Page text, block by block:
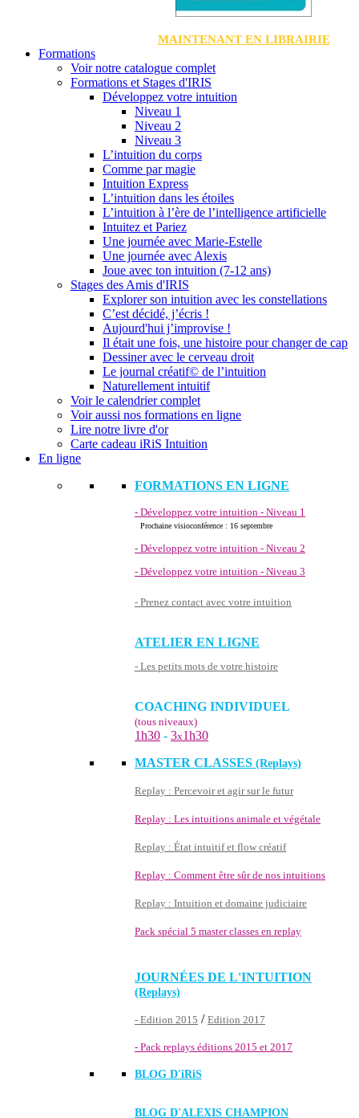
MAINTENANT EN LIBRAIRIE
Formations
Voir notre catalogue complet
Formations et Stages d'IRIS
Développez votre intuition
Niveau 1
Niveau 2
Niveau 3
L’intuition du corps
Comme par magie
Intuition Express
L’intuition dans les étoiles
L’intuition à l’ère de l’intelligence artificielle
Intuitez et Pariez
Une journée avec Marie-Estelle
Une journée avec Alexis
Joue avec ton intuition (7-12 ans)
Stages des Amis d'IRIS
Explorer son intuition avec les constellations
C’est décidé, j’écris !
Aujourd'hui j’improvise !
Il était une fois, une histoire pour changer de cap
Dessiner avec le cerveau droit
Le journal créatif© de l’intuition
Naturellement intuitif
Voir le calendrier complet
Voir aussi nos formations en ligne
Lire notre livre d'or
Carte cadeau iRiS Intuition
En ligne
FORMATIONS EN LIGNE
- Développez votre intuition - Niveau 1
Prochaine visioconférence : 16 septembre
- Développez votre intuition - Niveau 2
- Développez votre intuition - Niveau 3
- Prenez contact avec votre intuition
ATELIER EN LIGNE
- Les petits mots de votre histoire
COACHING INDIVIDUEL
(tous niveaux)
1h30 - 3x1h30
MASTER CLASSES (Replays)
Replay : Percevoir et agir sur le futur
Replay : Les intuitions animale et végétale
Replay : État intuitif et flow créatif
Replay : Comment être sûr de nos intuitions
Replay : Intuition et domaine judiciaire
Pack spécial 5 master classes en replay
JOURNÉES DE L'INTUITION
(Replays)
- Edition 2015 / Edition 2017
- Pack replays éditions 2015 et 2017
BLOG D'iRiS
BLOG D'ALEXIS CHAMPION